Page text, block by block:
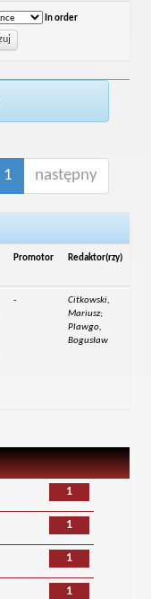
In order
1 następny
Promotor Redaktor(rzy)
-
Citkowski,
Mariusz;
Plawgo,
Bogusław
1
1
1
1